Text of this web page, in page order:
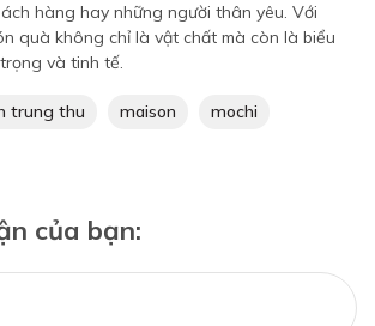
hàng hay những người thân yêu. Với
quà không chỉ là vật chất mà còn là biểu
và tinh tế.
trung thu maison
mochi
của bạn: